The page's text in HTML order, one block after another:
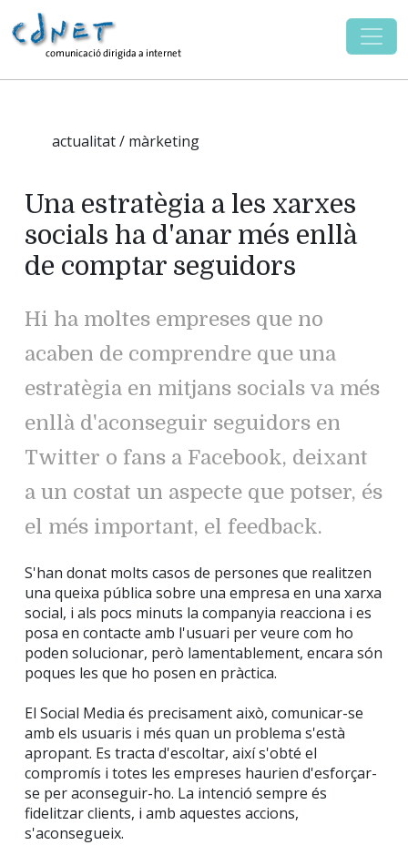
actualitat / màrketing
Una estratègia a les xarxes
socials ha d'anar més enllà
de comptar seguidors
Hi ha moltes empreses que no
acaben de comprendre que una
estratègia en mitjans socials va més
enllà d'aconseguir seguidors en
Twitter o fans a Facebook, deixant
a un costat un aspecte que potser, és
el més important, el feedback.
S'han donat molts casos de persones que realitzen
una queixa pública sobre una empresa en una xarxa
social, i als pocs minuts la companyia reacciona i es
posa en contacte amb l'usuari per veure com ho
poden solucionar, però lamentablement, encara són
poques les que ho posen en pràctica.
El Social Media és precisament això, comunicar-se
amb els usuaris i més quan un problema s'està
apropant. Es tracta d'escoltar, així s'obté el
compromís i totes les empreses haurien d'esforçar-
se per aconseguir-ho. La intenció sempre és
fidelitzar clients, i amb aquestes accions,
s'aconsegueix.